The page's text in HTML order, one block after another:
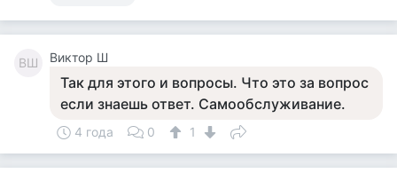
ВШ Виктор Ш
Так для этого и вопросы. Что это за вопрос
если знаешь ответ. Самообслуживание.
4 года 0 1